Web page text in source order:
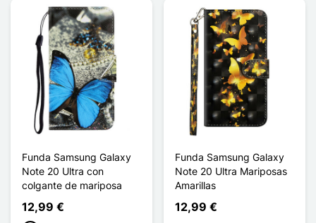
Funda Samsung Galaxy
Note 20 Ultra con
colgante de mariposa
12,99 €
Funda Samsung Galaxy
Note 20 Ultra Mariposas
Amarillas
12,99 €